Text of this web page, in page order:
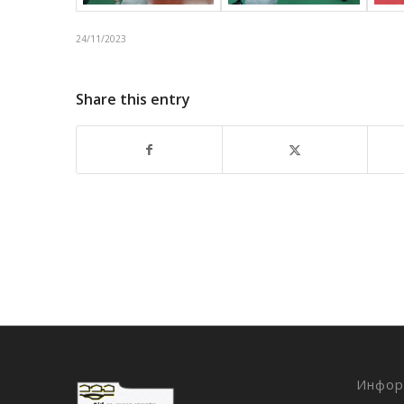
24/11/2023
Share this entry